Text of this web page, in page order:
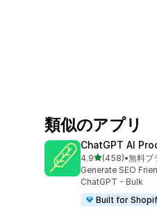
類似のアプリ
ChatGPT AI
4.95つ星中
(458)
合計レビュー数：
•無料プ
Generate SEO
ChatGPT - Bulk
Built for